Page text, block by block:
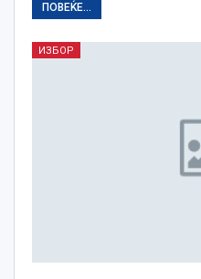
ПОВЕЌЕ...
ИЗБОР